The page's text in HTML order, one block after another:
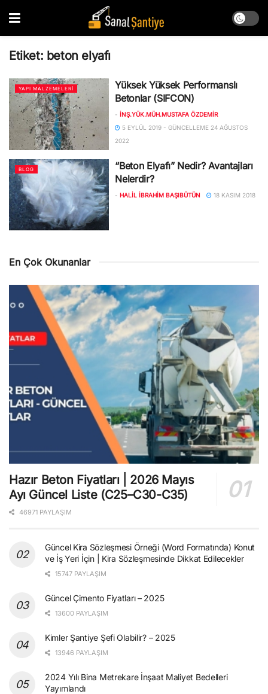
Etiket: beton elyafı
YAPI MALZEMELERI
Yüksek Yüksek Performanslı
Betonlar (SIFCON)
- İNŞ.YÜK.MÜH.MUSTAFA ÖZDEMIR
5 EYLÜL 2019 - GÜNCELLEME 24 AĞUSTOS
2022
BLOG
“Beton Elyafı” Nedir? Avantajları
Nelerdir?
- HALIL İBRAHIM BAŞIBÜTÜN 18 KASIM 2018
En Çok Okunanlar
Hazır Beton Fiyatları | 2026 Mayıs
Ayı Güncel Liste (C25–C30-C35)
46971 PAYLAŞIM
Güncel Kira Sözleşmesi Örneği (Word Formatında) Konut
ve İş Yeri İçin | Kira Sözleşmesinde Dikkat Edilecekler
15747 PAYLAŞIM
Güncel Çimento Fiyatları – 2025
13600 PAYLAŞIM
Kimler Şantiye Şefi Olabilir? – 2025
13946 PAYLAŞIM
2024 Yılı Bina Metrekare İnşaat Maliyet Bedelleri
Yayımlandı